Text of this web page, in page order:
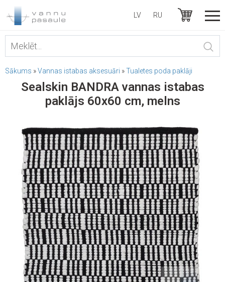
LV RU
Sākums »Vannas istabas aksesuāri »Tualetes poda paklāji
Sealskin BANDRA vannas istabas
paklājs 60x60 cm, melns